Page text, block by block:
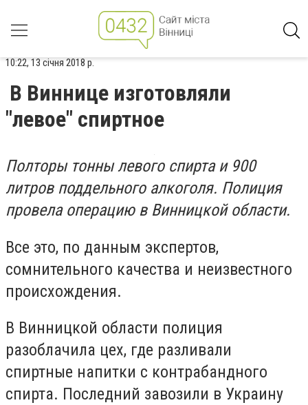
10:22, 13 січня 2018 р.
В Виннице изготовляли
"левое" спиртное
Полторы тонны левого спирта и 900
литров поддельного алкоголя. Полиция
провела операцию в Винницкой области.
Все это, по данным экспертов,
сомнительного качества и неизвестного
происхождения.
В Винницкой области полиция
разоблачила цех, где разливали
спиртные напитки с контрабандного
спирта. Последний завозили в Украину